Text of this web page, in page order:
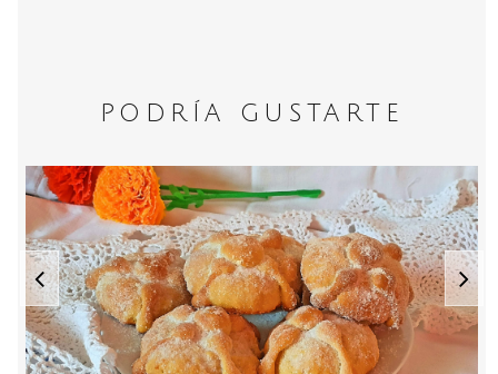
PODRÍA GUSTARTE